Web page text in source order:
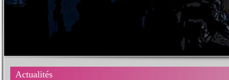
Actualités